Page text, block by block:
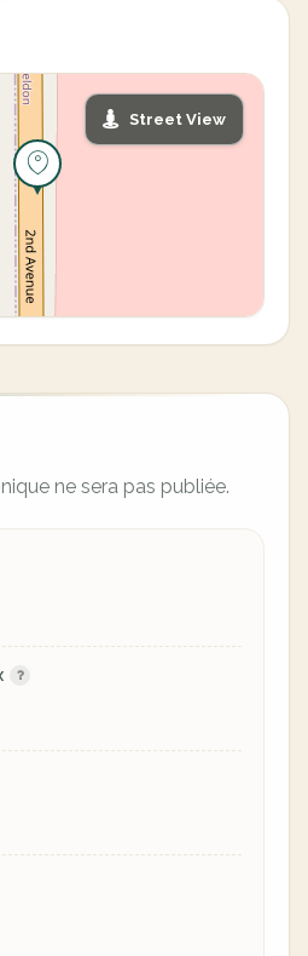
Street View
ne sera pas publiée.